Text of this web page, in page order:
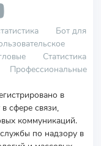
Бот для
Статистика
Профессиональные
в
сфере связи,
коммуникаций.
по надзору в